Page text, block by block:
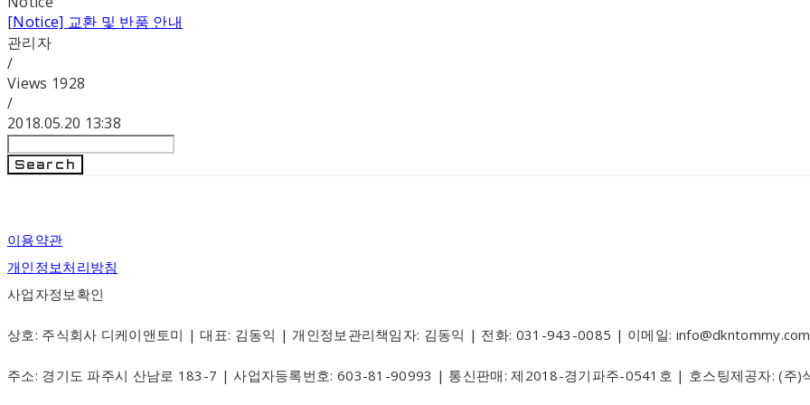
[Notice] 교환 및 반품 안내
관리자
/
Views 1928
/
2018.05.20 13:38
Search
이용약관
개인정보처리방침
사업자정보확인
상호: 주식회사 디케이앤토미 | 대표: 김동익 | 개인정보관리책임자: 김동익 | 전화: 031-943-0085 | 이메일: info@dkntommy.com
주소: 경기도 파주시 산남로 183-7 | 사업자등록번호: 603-81-90993 | 통신판매:제2018-경기파주-0541호 | 호스팅제공자: (주)